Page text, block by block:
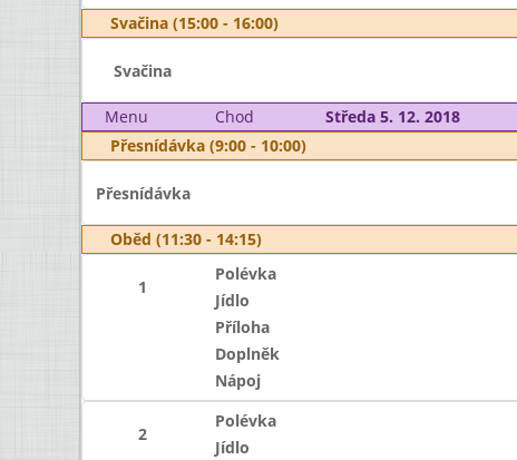
Svačina (15:00 - 16:00)
Svačina
Menu Chod Středa 5. 12. 2018
Přesnídávka (9:00 - 10:00)
Přesnídávka
Oběd (11:30 - 14:15)
1
Polévka
Jídlo
Příloha
Doplněk
Nápoj
2
Polévka
Jídlo